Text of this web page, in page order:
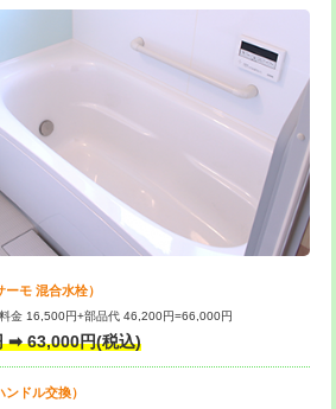
超え
33,000円
8,800円
理・清掃・修
など（軽作業）
処理・清掃・修
ど（中作業）
22,000円
処理・清掃・修
など（重作業）
33,000円
モ 混合水栓）
金 16,500円+部品代 46,200円=66,000円
➡ 63,000円(税込)
ドル交換）